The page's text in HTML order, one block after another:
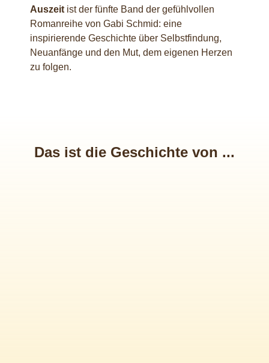
Auszeit ist der fünfte Band der gefühlvollen
Romanreihe von Gabi Schmid: eine
inspirierende Geschichte über Selbstfindung,
Neuanfänge und den Mut, dem eigenen Herzen
zu folgen.
Das ist die Geschichte von ...